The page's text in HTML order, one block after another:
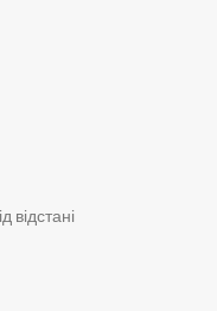
відстані